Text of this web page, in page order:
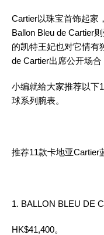
Cartier以珠宝首饰起家
Ballon Bleu de Cartier
的凯特王妃也对它情有
de Cartier出席公开场
小编就给大家推荐以下
球系列腕表。
推荐11款卡地亚Cartier
1. BALLON BLEU DE
HK$41,400。